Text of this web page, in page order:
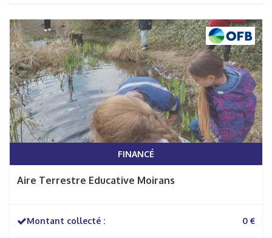
FINANCÉ
Aire Terrestre Educative Moirans
Montant collecté : 0 €